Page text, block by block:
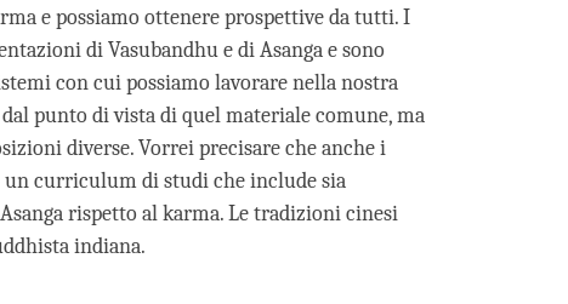
e possiamo ottenere prospettive da tutti. I
di Vasubandhu e di Asanga e sono
con cui possiamo lavorare nella nostra
punto di vista di quel materiale comune, ma
diverse. Vorrei precisare che anche i
un curriculum di studi che include sia
rispetto al karma. Le tradizioni cinesi
indiana.